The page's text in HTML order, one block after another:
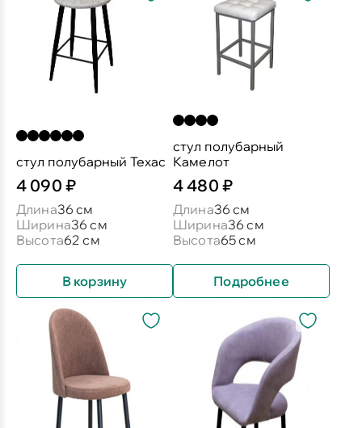
стул полубарный Техас
4 090 ₽
Длина36 см
Ширина36 см
Высота62 см
В корзину
стул полубарный
Камелот
4 480 ₽
Длина36 см
Ширина36 см
Высота65 см
Подробнее